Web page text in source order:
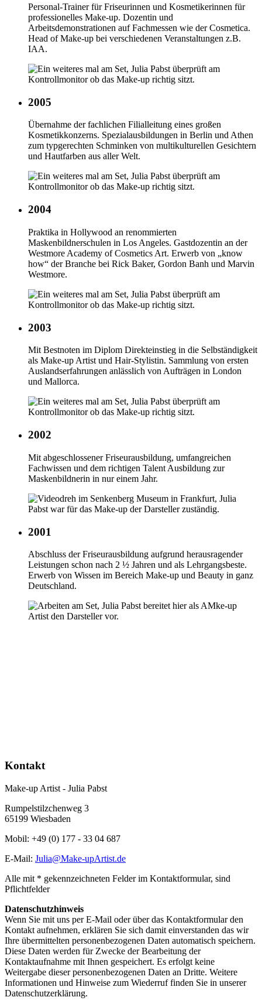
Personal-Trainer für Friseurinnen und Kosmetikerinnen für
professionelles Make-up. Dozentin und
Arbeitsdemonstrationen auf Fachmessen wie der Cosmetica.
Head of Make-up bei verschiedenen Veranstaltungen z.B.
IAA.
2005
Übernahme der fachlichen Filialleitung eines großen
Kosmetikkonzerns. Spezialausbildungen in Berlin und Athen
zum typgerechten Schminken von multikulturellen Gesichtern
und Hautfarben aus aller Welt.
2004
Praktika in Hollywood an renommierten
Maskenbildnerschulen in Los Angeles. Gastdozentin an der
Westmore Academy of Cosmetics Art. Erwerb von „know
how“ der Branche bei Rick Baker, Gordon Banh und Marvin
Westmore.
2003
Mit Bestnoten im Diplom Direkteinstieg in die Selbständigkeit
als Make-up Artist und Hair-Stylistin. Sammlung von ersten
Auslandserfahrungen anlässlich von Aufträgen in London
und Mallorca.
2002
Mit abgeschlossener Friseurausbildung, umfangreichen
Fachwissen und dem richtigen Talent Ausbildung zur
Maskenbildnerin in nur einem Jahr.
2001
Abschluss der Friseurausbildung aufgrund herausragender
Leistungen schon nach 2 ½ Jahren und als Lehrgangsbeste.
Erwerb von Wissen im Bereich Make-up und Beauty in ganz
Deutschland.
Kontakt
Make-up Artist - Julia Pabst
Rumpelstilzchenweg 3
65199 Wiesbaden
Mobil: +49 (0) 177 - 33 04 687
E-Mail: Julia@Make-upArtist.de
Alle mit * gekennzeichneten Felder im Kontaktformular, sind
Pflichtfelder
Datenschutzhinweis
Wenn Sie mit uns per E-Mail oder über das Kontaktformular den
Kontakt aufnehmen, erklären Sie sich damit einverstanden das wir
Ihre übermittelten personenbezogenen Daten automatisch speichern.
Diese Daten werden für Zwecke der Bearbeitung der
Kontaktaufnahme mit Ihnen gespeichert. Es erfolgt keine
Weitergabe dieser personenbezogenen Daten an Dritte. Weitere
Informationen und Hinweise zum Wiederruf finden Sie in unserer
Datenschutzerklärung.